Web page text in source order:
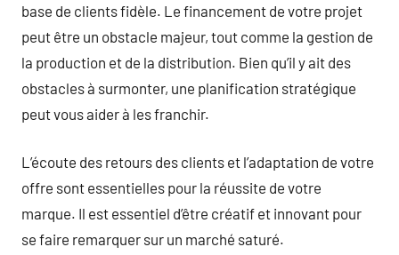
base de clients fidèle. Le financement de votre projet
peut être un obstacle majeur, tout comme la gestion de
la production et de la distribution. Bien qu’il y ait des
obstacles à surmonter, une planification stratégique
peut vous aider à les franchir.
L’écoute des retours des clients et l’adaptation de votre
offre sont essentielles pour la réussite de votre
marque. Il est essentiel d’être créatif et innovant pour
se faire remarquer sur un marché saturé.